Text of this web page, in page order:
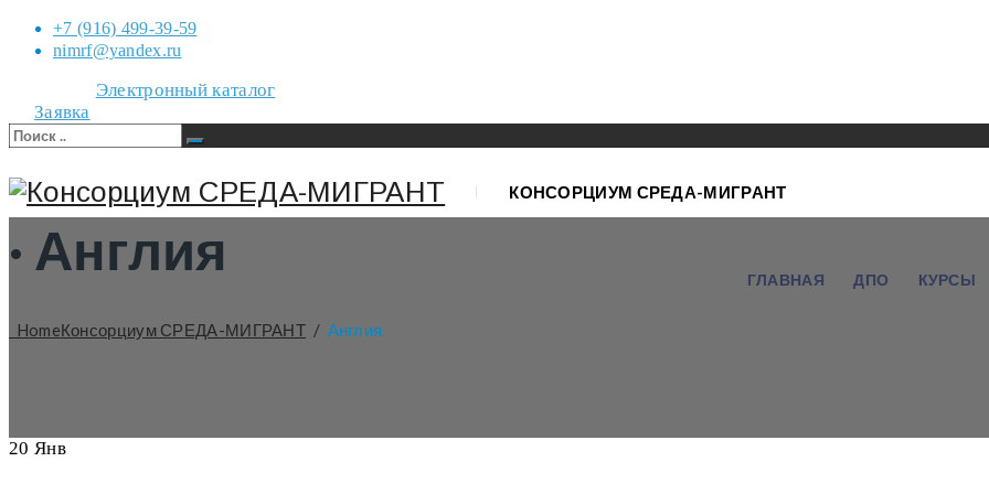
+7 (916) 499-39-59
nimrf@yandex.ru
Электронный каталог
Заявка
КОНСОРЦИУМ СРЕДА-МИГРАНТ
ГЛАВНАЯ ДПО КУРСЫ
· Англия
HomeКонсорциум СРЕДА-МИГРАНТ / Англия
20 Янв